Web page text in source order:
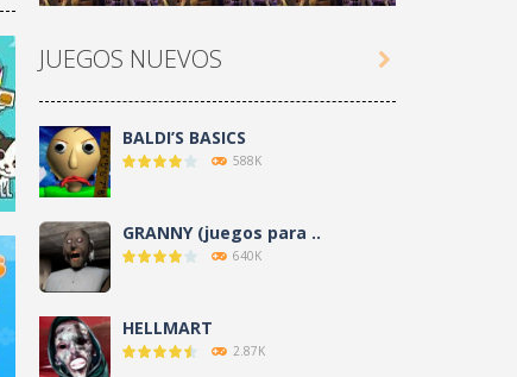
Play Play Play
JUEGOS NUEVOS
BALDI’S BASICS
588K
GRANNY (juegos para ..
640K
HELLMART
2.87K
